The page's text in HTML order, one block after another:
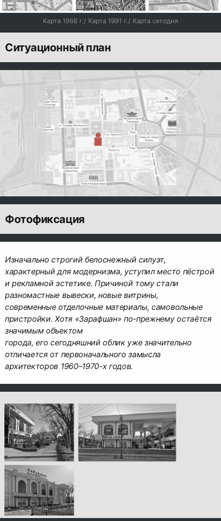
Карта 1966 г./ Карта 1991 г./ Карта сегодня
Ситуационный план
Фотофиксация
Изначально строгий белоснежный силуэт,
характерный для модернизма, уступил место пёстрой
и рекламной эстетике. Причиной тому стали
разномастные вывески, новые витрины,
современные отделочные материалы, самовольные
пристройки. Хотя «Зарафшан» по-прежнему остаётся
значимым объектом
города, его сегодняшний облик уже значительно
отличается от первоначального замысла
архитекторов 1960–1970-х годов.